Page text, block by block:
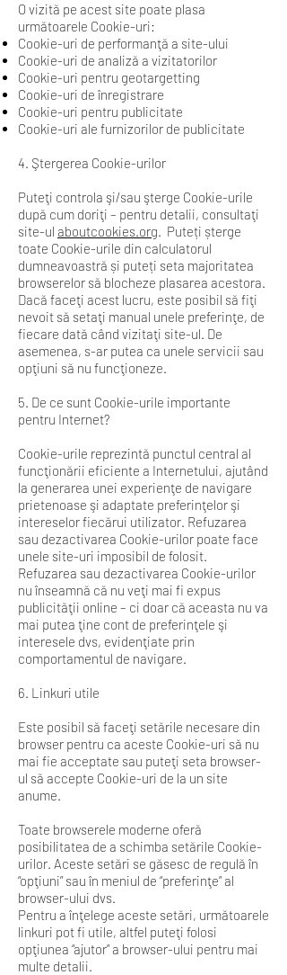
O vizită pe acest site poate plasa
următoarele Cookie-uri:
Cookie-uri de performanţă a site-ului
Cookie-uri de analiză a vizitatorilor
Cookie-uri pentru geotargetting
Cookie-uri de înregistrare
Cookie-uri pentru publicitate
Cookie-uri ale furnizorilor de publicitate
4. Ştergerea Cookie-urilor
Puteţi controla şi/sau şterge Cookie-urile
după cum doriţi – pentru detalii, consultaţi
site-ul aboutcookies.org. Puteți șterge
toate Cookie-urile din calculatorul
dumneavoastră și puteți seta majoritatea
browserelor să blocheze plasarea acestora.
Dacă faceţi acest lucru, este posibil să fiţi
nevoit să setaţi manual unele preferinţe, de
fiecare dată când vizitaţi site-ul. De
asemenea, s-ar putea ca unele servicii sau
opţiuni să nu funcţioneze.
5. De ce sunt Cookie-urile importante
pentru Internet?
Cookie-urile reprezintă punctul central al
funcţionării eficiente a Internetului, ajutând
la generarea unei experienţe de navigare
prietenoase şi adaptate preferinţelor şi
intereselor fiecărui utilizator. Refuzarea
sau dezactivarea Cookie-urilor poate face
unele site-uri imposibil de folosit.
Refuzarea sau dezactivarea Cookie-urilor
nu înseamnă că nu veţi mai fi expus
publicităţii online – ci doar că aceasta nu va
mai putea ţine cont de preferinţele şi
interesele dvs, evidenţiate prin
comportamentul de navigare.
6. Linkuri utile
Este posibil să faceţi setările necesare din
browser pentru ca aceste Cookie-uri să nu
mai fie acceptate sau puteţi seta browser-
ul să accepte Cookie-uri de la un site
anume.
Toate browserele moderne oferă
posibilitatea de a schimba setările Cookie-
urilor. Aceste setări se găsesc de regulă în
“opţiuni” sau în meniul de “preferinţe” al
browser-ului dvs.
Pentru a înţelege aceste setări, următoarele
linkuri pot fi utile, altfel puteţi folosi
opţiunea “ajutor” a browser-ului pentru mai
multe detalii.